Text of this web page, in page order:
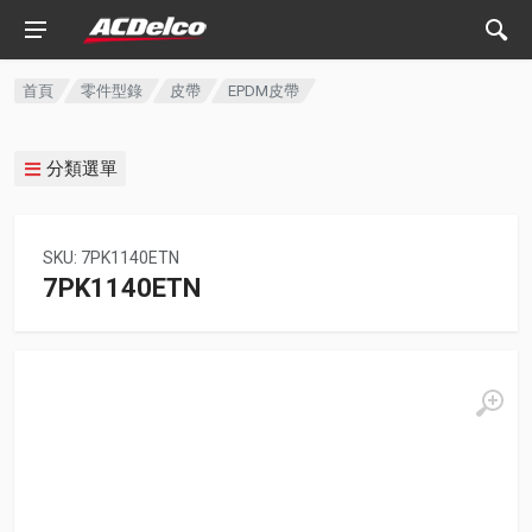
首頁 零件型錄 皮帶 EPDM皮帶
分類選單
SKU: 7PK1140ETN
7PK1140ETN